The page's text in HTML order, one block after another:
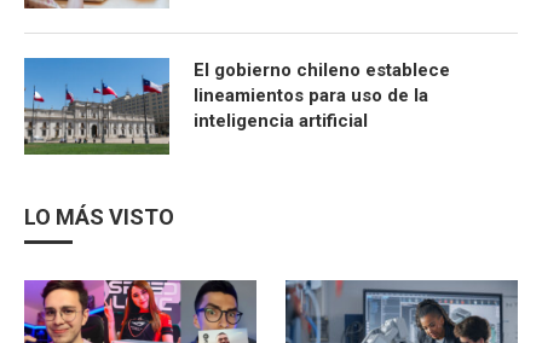
El gobierno chileno establece
lineamientos para uso de la
inteligencia artificial
LO MÁS VISTO